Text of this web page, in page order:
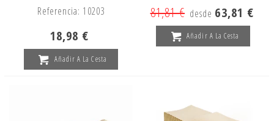
Referencia: 10203
18,98 €
Añadir A La Cesta
81,81 € desde 63,81 €
Añadir A La Cesta